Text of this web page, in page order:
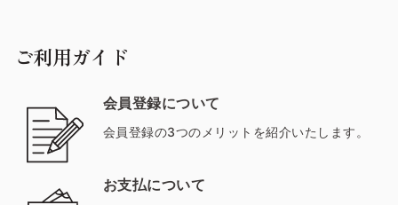
ご利用ガイド
会員登録について
会員登録の3つのメリットを紹介いたします。
お支払について